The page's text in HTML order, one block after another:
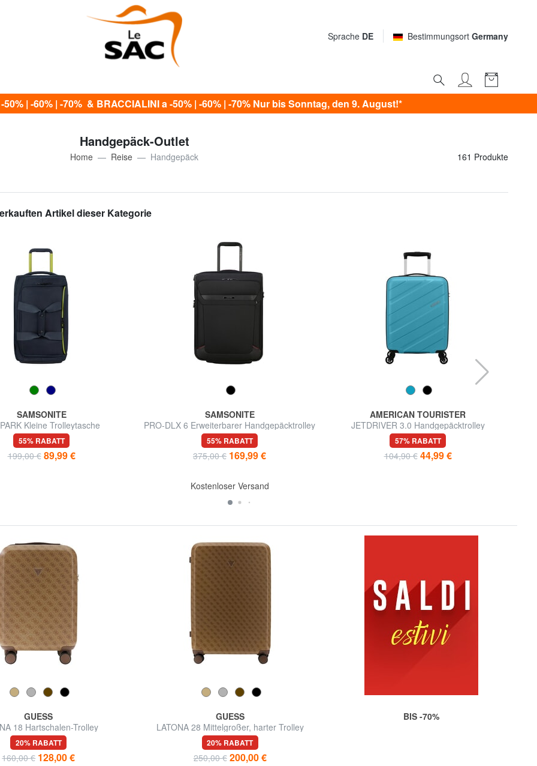
Sprache DE Bestimmungsort Germany
| -60% | -70% & BRACCIALINI a -50% | -60% | -70% Nur bis Sonntag, den 9. August!*
Handgepäck-Outlet
Home Reise Handgepäck 161 Produkte
Artikel dieser Kategorie
SAMSONITE
Kleine Trolleytasche
55% RABATT
199,00 € 89,99 €
SAMSONITE
PRO-DLX 6 Erweiterbarer Handgepäcktrolley
55% RABATT
375,00 € 169,99 €
Kostenloser Versand
AMERICAN TOURISTER
JETDRIVER 3.0 Handgepäcktrolley
57% RABATT
104,90 € 44,99 €
GUESS
18 Hartschalen-Trolley
20% RABATT
160,00 € 128,00 €
GUESS
LATONA 28 Mittelgroßer, harter Trolley
20% RABATT
250,00 € 200,00 €
BIS -70%